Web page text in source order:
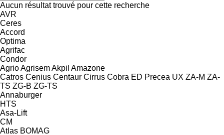
Aucun résultat trouvé pour cette recherche
AVR
Ceres
Accord
Optima
Agrifac
Condor
AgrioAgrisemAkpil Amazone
Catros Cenius Centaur Cirrus Cobra ED Precea UX ZA-M ZA-
TS ZG-B ZG-TS
Annaburger
HTS
Asa-Lift
CM
Atlas BOMAG